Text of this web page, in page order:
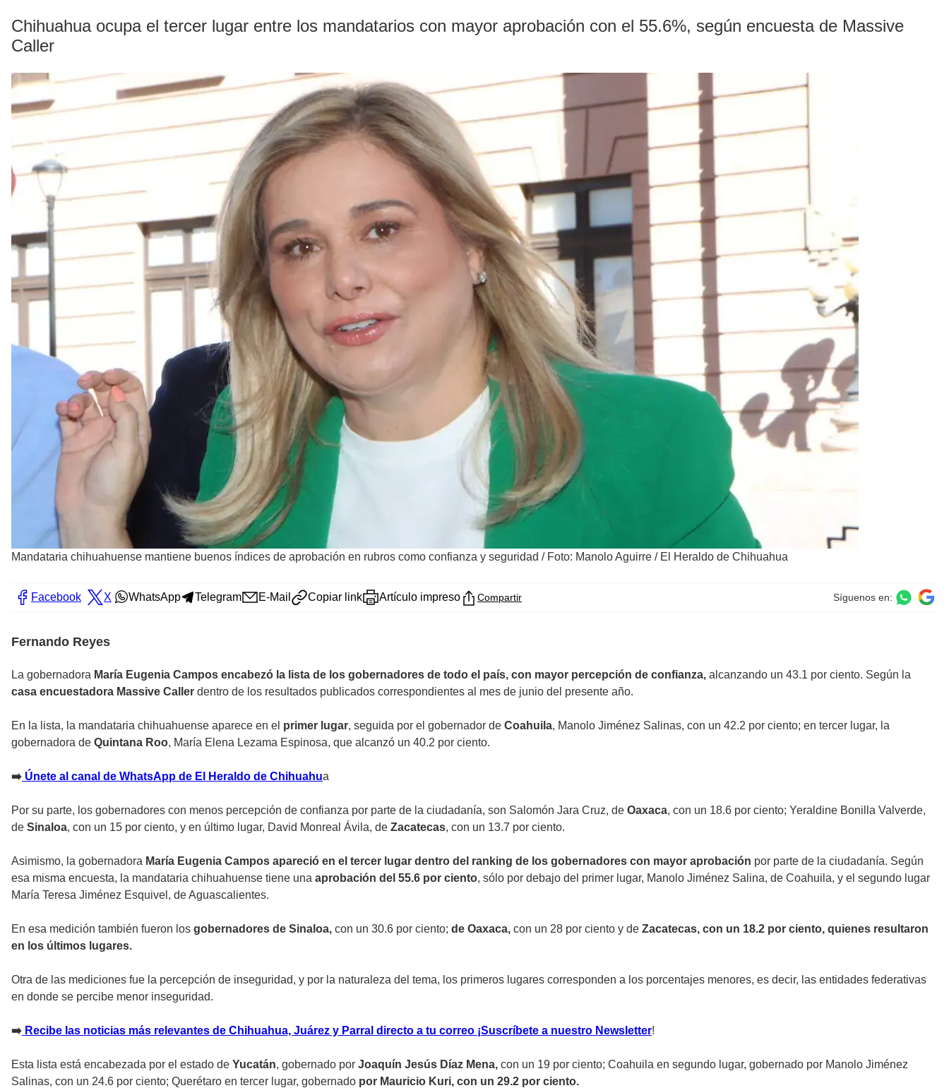
Chihuahua ocupa el tercer lugar entre los mandatarios con mayor aprobación con el 55.6%, según encuesta de Massive
Caller
Mandataria chihuahuense mantiene buenos índices de aprobación en rubros como confianza y seguridad / Foto: Manolo Aguirre / El Heraldo de Chihuahua
Facebook X WhatsApp Telegram E-Mail Copiar link Artículo impreso Compartir Síguenos en:
Fernando Reyes
La gobernadora María Eugenia Campos encabezó la lista de los gobernadores de todo el país, con mayor percepción de confianza, alcanzando un 43.1 por ciento. Según la
casa encuestadora Massive Caller dentro de los resultados publicados correspondientes al mes de junio del presente año.
En la lista, la mandataria chihuahuense aparece en el primer lugar, seguida por el gobernador de Coahuila, Manolo Jiménez Salinas, con un 42.2 por ciento; en tercer lugar, la
gobernadora de Quintana Roo, María Elena Lezama Espinosa, que alcanzó un 40.2 por ciento.
➡️ Únete al canal de WhatsApp de El Heraldo de Chihuahua
Por su parte, los gobernadores con menos percepción de confianza por parte de la ciudadanía, son Salomón Jara Cruz, de Oaxaca, con un 18.6 por ciento; Yeraldine Bonilla Valverde,
de Sinaloa, con un 15 por ciento, y en último lugar, David Monreal Ávila, de Zacatecas, con un 13.7 por ciento.
Asimismo, la gobernadora María Eugenia Campos apareció en el tercer lugar dentro del ranking de los gobernadores con mayor aprobación por parte de la ciudadanía. Según
esa misma encuesta, la mandataria chihuahuense tiene una aprobación del 55.6 por ciento, sólo por debajo del primer lugar, Manolo Jiménez Salina, de Coahuila, y el segundo lugar
María Teresa Jiménez Esquivel, de Aguascalientes.
En esa medición también fueron los gobernadores de Sinaloa, con un 30.6 por ciento; de Oaxaca, con un 28 por ciento y de Zacatecas, con un 18.2 por ciento, quienes resultaron
en los últimos lugares.
Otra de las mediciones fue la percepción de inseguridad, y por la naturaleza del tema, los primeros lugares corresponden a los porcentajes menores, es decir, las entidades federativas
en donde se percibe menor inseguridad.
➡️ Recibe las noticias más relevantes de Chihuahua, Juárez y Parral directo a tu correo ¡Suscríbete a nuestro Newsletter!
Esta lista está encabezada por el estado de Yucatán, gobernado por Joaquín Jesús Díaz Mena, con un 19 por ciento; Coahuila en segundo lugar, gobernado por Manolo Jiménez
Salinas, con un 24.6 por ciento; Querétaro en tercer lugar, gobernado por Mauricio Kuri, con un 29.2 por ciento.